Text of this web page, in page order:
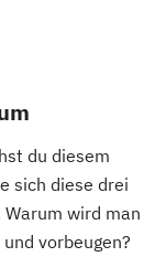
du diesem
sich diese drei
wird man
vorbeugen?